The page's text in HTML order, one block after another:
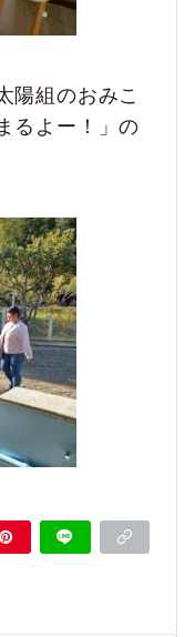
陽組のおみこ
るよー！」の